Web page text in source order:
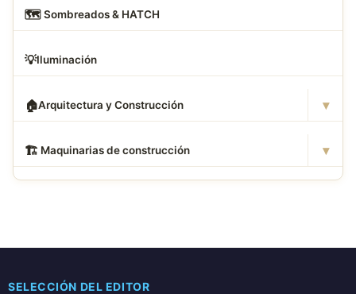
🗺️ Sombreados & HATCH
💡Iluminación
🏠Arquitectura y Construcción ▾
🏗 ️ Maquinarias de construcción ▾
SELECCIÓN DEL EDITOR